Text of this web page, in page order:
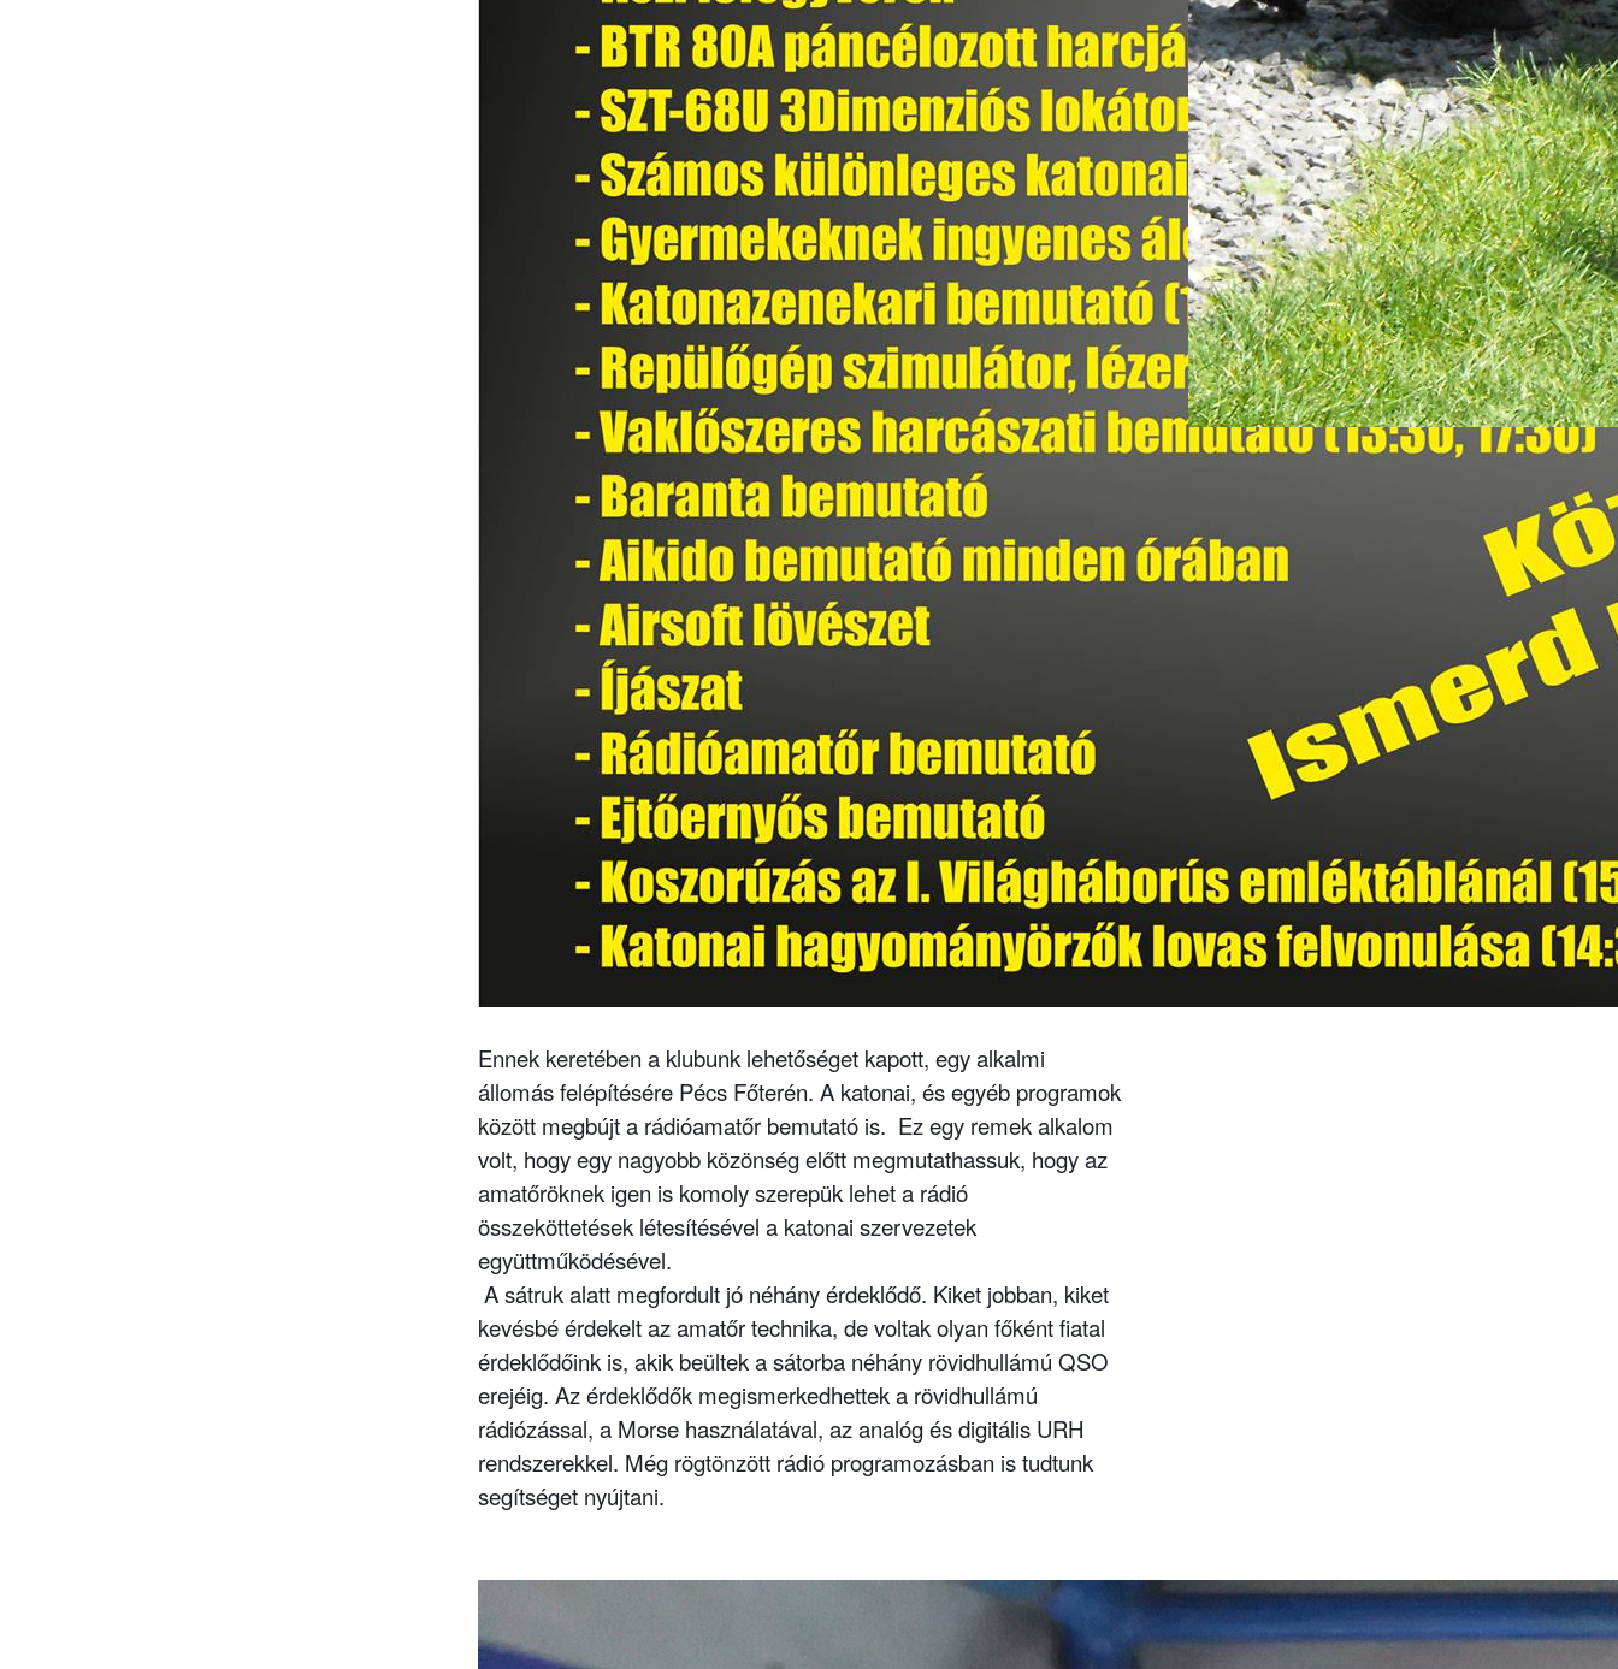
Ennek keretében a klubunk lehetőséget kapott, egy alkalmi
állomás felépítésére Pécs Főterén. A katonai, és egyéb programok
között megbújt a rádióamatőr bemutató is. Ez egy remek alkalom
volt, hogy egy nagyobb közönség előtt megmutathassuk, hogy az
amatőröknek igen is komoly szerepük lehet a rádió
összeköttetések létesítésével a katonai szervezetek
együttműködésével.
A sátruk alatt megfordult jó néhány érdeklődő. Kiket jobban, kiket
kevésbé érdekelt az amatőr technika, de voltak olyan főként fiatal
érdeklődőink is, akik beültek a sátorba néhány rövidhullámú QSO
erejéig. Az érdeklődők megismerkedhettek a rövidhullámú
rádiózással, a Morse használatával, az analóg és digitális URH
rendszerekkel. Még rögtönzött rádió programozásban is tudtunk
segítséget nyújtani.